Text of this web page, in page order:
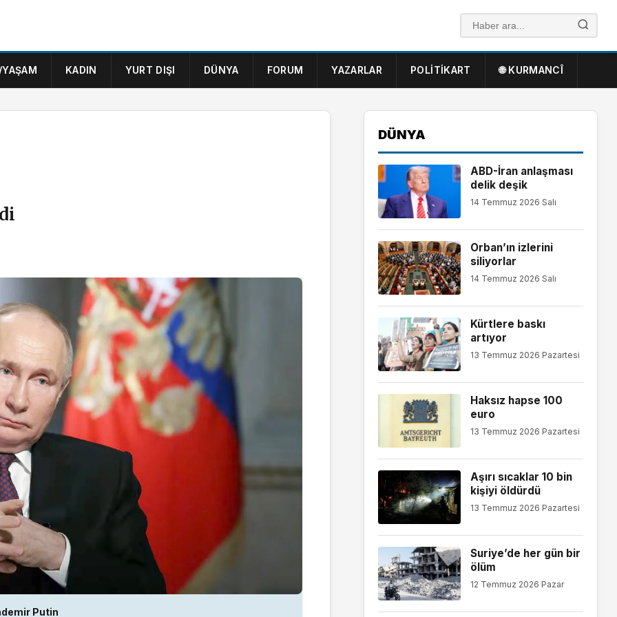
KADIN YURT DIŞI DÜNYA FORUM YAZARLAR POLITIKART 🌐 KURMANCÎ
Putin
DÜNYA
ABD-İran anlaşması
delik deşik
14 Temmuz 2026 Salı
Orban’ın izlerini
siliyorlar
14 Temmuz 2026 Salı
Kürtlere baskı
artıyor
13 Temmuz 2026 Pazartesi
Haksız hapse 100
euro
13 Temmuz 2026 Pazartesi
Aşırı sıcaklar 10 bin
kişiyi öldürdü
13 Temmuz 2026 Pazartesi
Suriye’de her gün bir
ölüm
12 Temmuz 2026 Pazar